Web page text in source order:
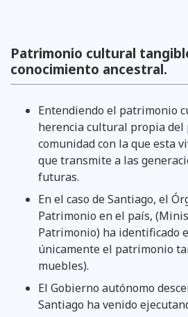
Patrimonio cultural
conocimiento ancestral.
Entendiendo el patrimonio
herencia cultural propia del
comunidad con la que esta
que transmite a las
futuras.
En el caso de Santiago, el
Patrimonio en el país,
Patrimonio) ha identificado
únicamente el patrimonio
muebles).
El Gobierno autónomo
Santiago ha venido